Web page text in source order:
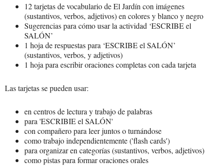
12 tarjetas de vocabulario de El Jardín con imágenes
(sustantivos, verbos, adjetivos) en colores y blanco y negro
Sugerencias para cómo usar la actividad ‘ESCRIBE el
SALÓN’
1 hoja de respuestas para ‘ESCRIBE el SALÓN’
(sustantivos, verbos, y adjetivos)
1 hoja para escribir oraciones completas con cada tarjeta
Las tarjetas se pueden usar:
en centros de lectura y trabajo de palabras
para 'ESCRIBIE el SALÓN'
con compañero para leer juntos o turnándose
como trabajo independientemente ('flash cards')
para organizar en categorías (sustantivos, verbos, adjetivos)
como pistas para formar oraciones orales